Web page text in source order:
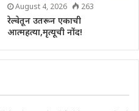
August 4, 2026 263
रेल्वेतून उतरून एकाची
आत्महत्या,मृत्यूची नोंद!